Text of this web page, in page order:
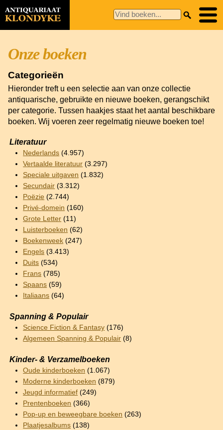
Onze boeken
Categorieën
Hieronder treft u een selectie aan van onze collectie
antiquarische, gebruikte en nieuwe boeken, gerangschikt
per categorie. Tussen haakjes staat het aantal beschikbare
boeken. Wij voeren zeer regelmatig nieuwe boeken toe!
Literatuur
Nederlands (4.957)
Vertaalde literatuur (3.297)
Speciale uitgaven (1.832)
Secundair (3.312)
Poëzie (2.744)
Privé-domein (160)
Grote Letter (11)
Luisterboeken (62)
Boekenweek (247)
Engels (3.413)
Duits (534)
Frans (785)
Spaans (59)
Italiaans (64)
Spanning & Populair
Science Fiction & Fantasy (176)
Algemeen Spanning & Populair (8)
Kinder- & Verzamelboeken
Oude kinderboeken (1.067)
Moderne kinderboeken (879)
Jeugd informatief (249)
Prentenboeken (366)
Pop-up en beweegbare boeken (263)
Plaatjesalbums (138)